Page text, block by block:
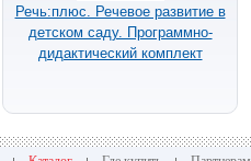
Речь:плюс. Речевое развитие в
детском саду. Программно-
дидактический комплект